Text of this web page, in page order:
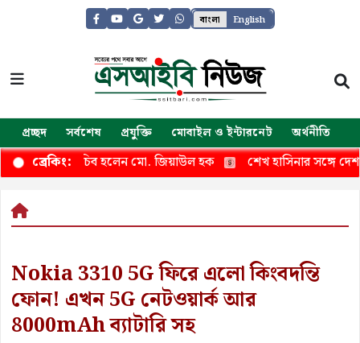
বাংলা English
প্রচ্ছদ সর্বশেষ প্রযুক্তি মোবাইল ও ইন্টারনেট অর্থনীতি
ব্রেকিং:
সচিব হলেন মো. জিয়াউল হক শেখ হাসিনার সঙ্গে দেশ
Nokia 3310 5G ফিরে এলো কিংবদন্তি
ফোন! এখন 5G নেটওয়ার্ক আর
8000mAh ব্যাটারি সহ